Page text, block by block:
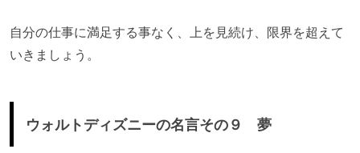
自分の仕事に満足する事なく、上を見続け、限界を超えて
いきましょう。
ウォルトディズニーの名言その９ 夢